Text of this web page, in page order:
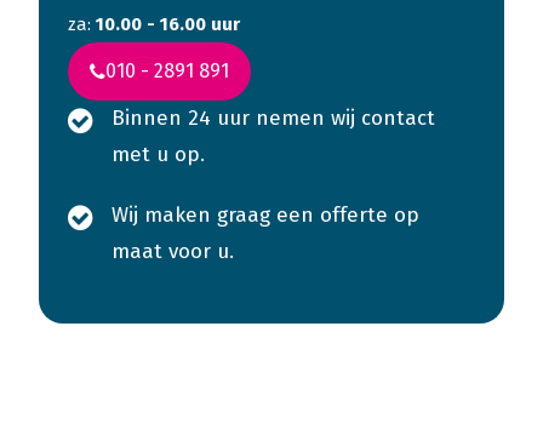
za: 10.00 - 16.00 uur
010 - 2891 891
Binnen 24 uur nemen wij contact
met u op.
Wij maken graag een offerte op
maat voor u.